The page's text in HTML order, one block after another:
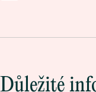
Důležité